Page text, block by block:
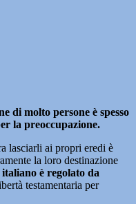
di molto persone è spesso
la preoccupazione.
lasciarli ai propri eredi è
la loro destinazione
italiano è regolato da
testamentaria per